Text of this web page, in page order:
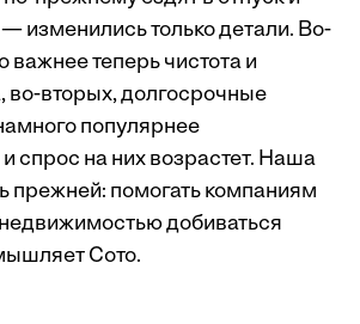
изменились только детали. Во-
важнее теперь чистота и
во-вторых, долгосрочные
популярнее
спрос на них возрастет. Наша
прежней: помогать компаниям
добиваться
Сото.